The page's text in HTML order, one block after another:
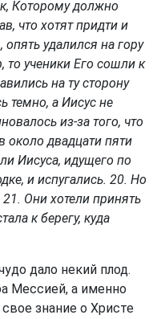
Которому должно
что хотят придти и
удалился на гору
то ученики Его сошли к
на ту сторону
темно, а Иисус не
из-за того, что
около двадцати пяти
Иисуса, идущего по
и испугались. 20. Но
Они хотели принять
к берегу, куда
дало некий плод.
Мессией, а именно
знание о Христе